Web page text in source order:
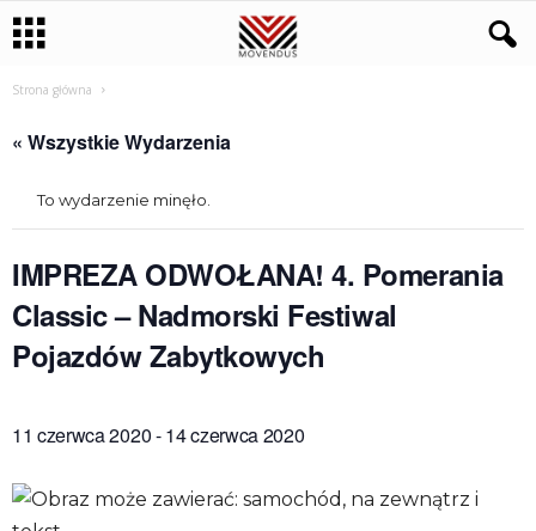
Strona główna
« Wszystkie Wydarzenia
To wydarzenie minęło.
IMPREZA ODWOŁANA! 4. Pomerania
Classic – Nadmorski Festiwal
Pojazdów Zabytkowych
11 czerwca 2020-14 czerwca 2020